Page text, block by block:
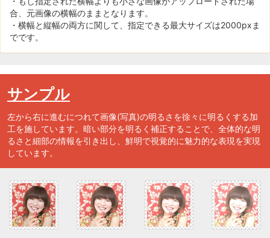
合、元画像の横幅のままとなります。
・横幅と縦幅の両方に関して、指定できる最大サイズは2000pxま
でです。
サンプル
左から右に進むにつれて画像(写真)の明るさを徐々に明るくする加
工を施しています。暗い部分を明るく補正することで、全体的な明
るさと細部の情報を引き出し、鮮明で視覚的に魅力的な表現を実現
しています。